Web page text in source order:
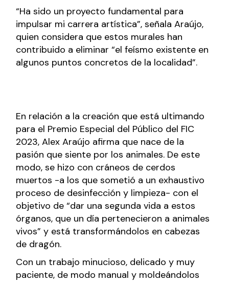
“Ha sido un proyecto fundamental para
impulsar mi carrera artística”, señala Araújo,
quien considera que estos murales han
contribuido a eliminar “el feísmo existente en
algunos puntos concretos de la localidad”.
En relación a la creación que está ultimando
para el Premio Especial del Público del FIC
2023, Alex Araújo afirma que nace de la
pasión que siente por los animales. De este
modo, se hizo con cráneos de cerdos
muertos -a los que sometió a un exhaustivo
proceso de desinfección y limpieza- con el
objetivo de “dar una segunda vida a estos
órganos, que un día pertenecieron a animales
vivos” y está transformándolos en cabezas
de dragón.
Con un trabajo minucioso, delicado y muy
paciente, de modo manual y moldeándolos